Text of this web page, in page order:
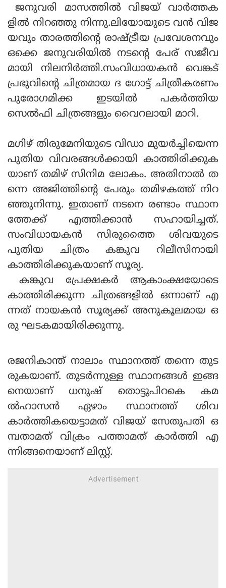
ജനുവരി മാസത്തില്‍ വിജയ് വാര്‍ത്തക
ളില്‍ നിറഞ്ഞു നിന്നു.ലിയോയുടെ വന്‍ വിജ
യവും താരത്തിന്റെ രാഷ്ട്രീയ പ്രവേശനവും
ഒക്കെ ജനുവരിയില്‍ നടന്റെ പേര് സജീവ
മായി നിലനിര്‍ത്തി.സംവിധായകന്‍ വെങ്കട്
പ്രഭുവിന്റെ ചിത്രമായ ദ ഗോട്ട് ചിത്രീകരണം
പുരോഗമിക്ക ഇടയില്‍ പകര്‍ത്തിയ
സെല്‍ഫി ചിത്രങ്ങളും വൈറലായി മാറി.
മഗിഴ് തിരുമേനിയുടെ വിഡാ മുയര്‍ച്ചിയെന്ന
പുതിയ വിവരങ്ങള്‍ക്കായി കാത്തിരിക്കുക
യാണ് തമിഴ് സിനിമ ലോകം. അതിനാല്‍ ത
ന്നെ അജിത്തിന്റെ പേരും തമിഴകത്ത് നിറ
ഞ്ഞുനിന്നു. ഇതാണ് നടനെ രണ്ടാം സ്ഥാന
ത്തേക്ക് എത്തിക്കാന്‍ സഹായിച്ചത്.
സംവിധായകന്‍ സിരുത്തൈ ശിവയുടെ
പുതിയ ചിത്രം കങ്കുവ റിലീസിനായി
കാത്തിരിക്കുകയാണ് സൂര്യ.
കങ്കുവ പ്രേക്ഷകര്‍ ആകാംക്ഷയോടെ
കാത്തിരിക്കുന്ന ചിത്രങ്ങളില്‍ ഒന്നാണ് എ
ന്നത് നായകന്‍ സൂര്യക്ക് അനുകൂലമായ ഒ
രു ഘടകമായിരിക്കുന്നു.
രജനികാന്ത് നാലാം സ്ഥാനത്ത് തന്നെ തുട
രുകയാണ്. തുടര്‍ന്നുള്ള സ്ഥാനങ്ങള്‍ ഇങ്ങ
നെയാണ് ധനുഷ് തൊട്ടുപിറകെ കമ
ല്‍ഹാസന്‍ ഏഴാം സ്ഥാനത്ത് ശിവ
കാര്‍ത്തികയെട്ടാമത് വിജയ് സേതുപതി ഒ
മ്പതാമത് വിക്രം പത്താമത് കാര്‍ത്തി എ
ന്നിങ്ങനെയാണ് ലിസ്റ്റ്.